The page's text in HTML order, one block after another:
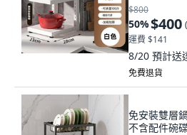
$800
50%$400 (
運費 $141
8/20 預計送
免費退貨
免安裝雙層
不含配件碗